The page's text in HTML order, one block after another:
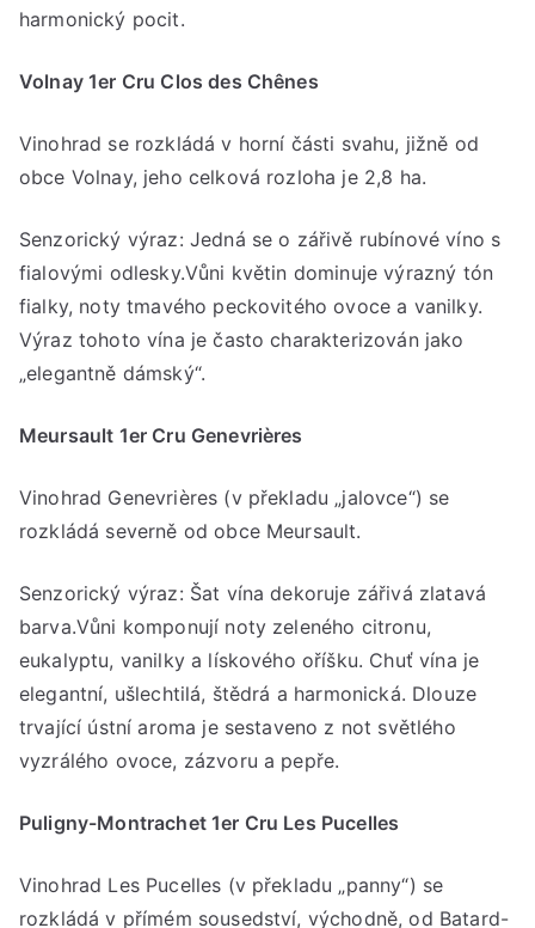
harmonický pocit.
Volnay 1er Cru Clos des Chênes
Vinohrad se rozkládá v horní části svahu, jižně od
obce Volnay, jeho celková rozloha je 2,8 ha.
Senzorický výraz: Jedná se o zářivě rubínové víno s
fialovými odlesky.Vůni květin dominuje výrazný tón
fialky, noty tmavého peckovitého ovoce a vanilky.
Výraz tohoto vína je často charakterizován jako
„elegantně dámský“.
Meursault 1er Cru Genevrières
Vinohrad Genevrières (v překladu „jalovce“) se
rozkládá severně od obce Meursault.
Senzorický výraz: Šat vína dekoruje zářivá zlatavá
barva.Vůni komponují noty zeleného citronu,
eukalyptu, vanilky a lískového oříšku. Chuť vína je
elegantní, ušlechtilá, štědrá a harmonická. Dlouze
trvající ústní aroma je sestaveno z not světlého
vyzrálého ovoce, zázvoru a pepře.
Puligny-Montrachet 1er Cru Les Pucelles
Vinohrad Les Pucelles (v překladu „panny“) se
rozkládá v přímém sousedství, východně, od Batard-